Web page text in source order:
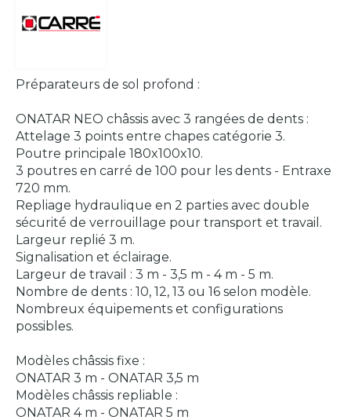
Préparateurs de sol profond :
ONATAR NEO châssis avec 3 rangées de dents :
Attelage 3 points entre chapes catégorie 3.
Poutre principale 180x100x10.
3 poutres en carré de 100 pour les dents - Entraxe
720 mm.
Repliage hydraulique en 2 parties avec double
sécurité de verrouillage pour transport et travail.
Largeur replié 3 m.
Signalisation et éclairage.
Largeur de travail : 3 m - 3,5 m - 4 m - 5 m.
Nombre de dents : 10, 12, 13 ou 16 selon modèle.
Nombreux équipements et configurations
possibles.
Modèles châssis fixe :
ONATAR 3 m - ONATAR 3,5 m
Modèles châssis repliable :
ONATAR 4 m - ONATAR 5 m